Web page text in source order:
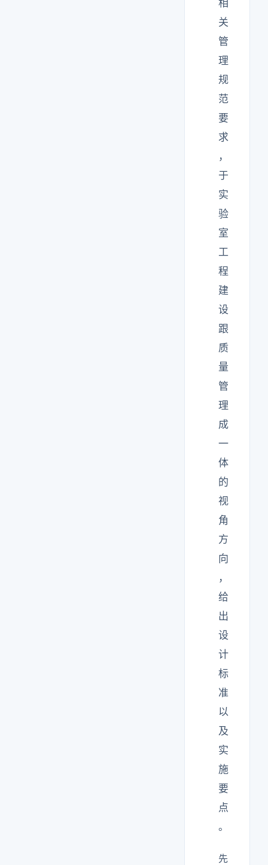
相
关
管
理
规
范
要
求
，
于
实
验
室
工
程
建
设
跟
质
量
管
理
成
一
体
的
视
角
方
向
，
给
出
设
计
标
准
以
及
实
施
要
点
。
先